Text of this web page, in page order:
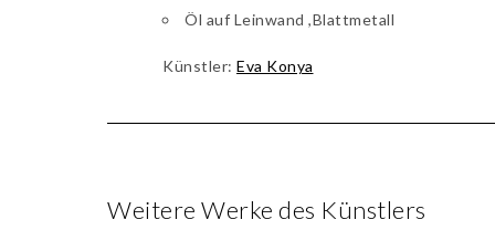
Öl auf Leinwand ,Blattmetall
Künstler: Eva Konya
Weitere Werke des Künstlers